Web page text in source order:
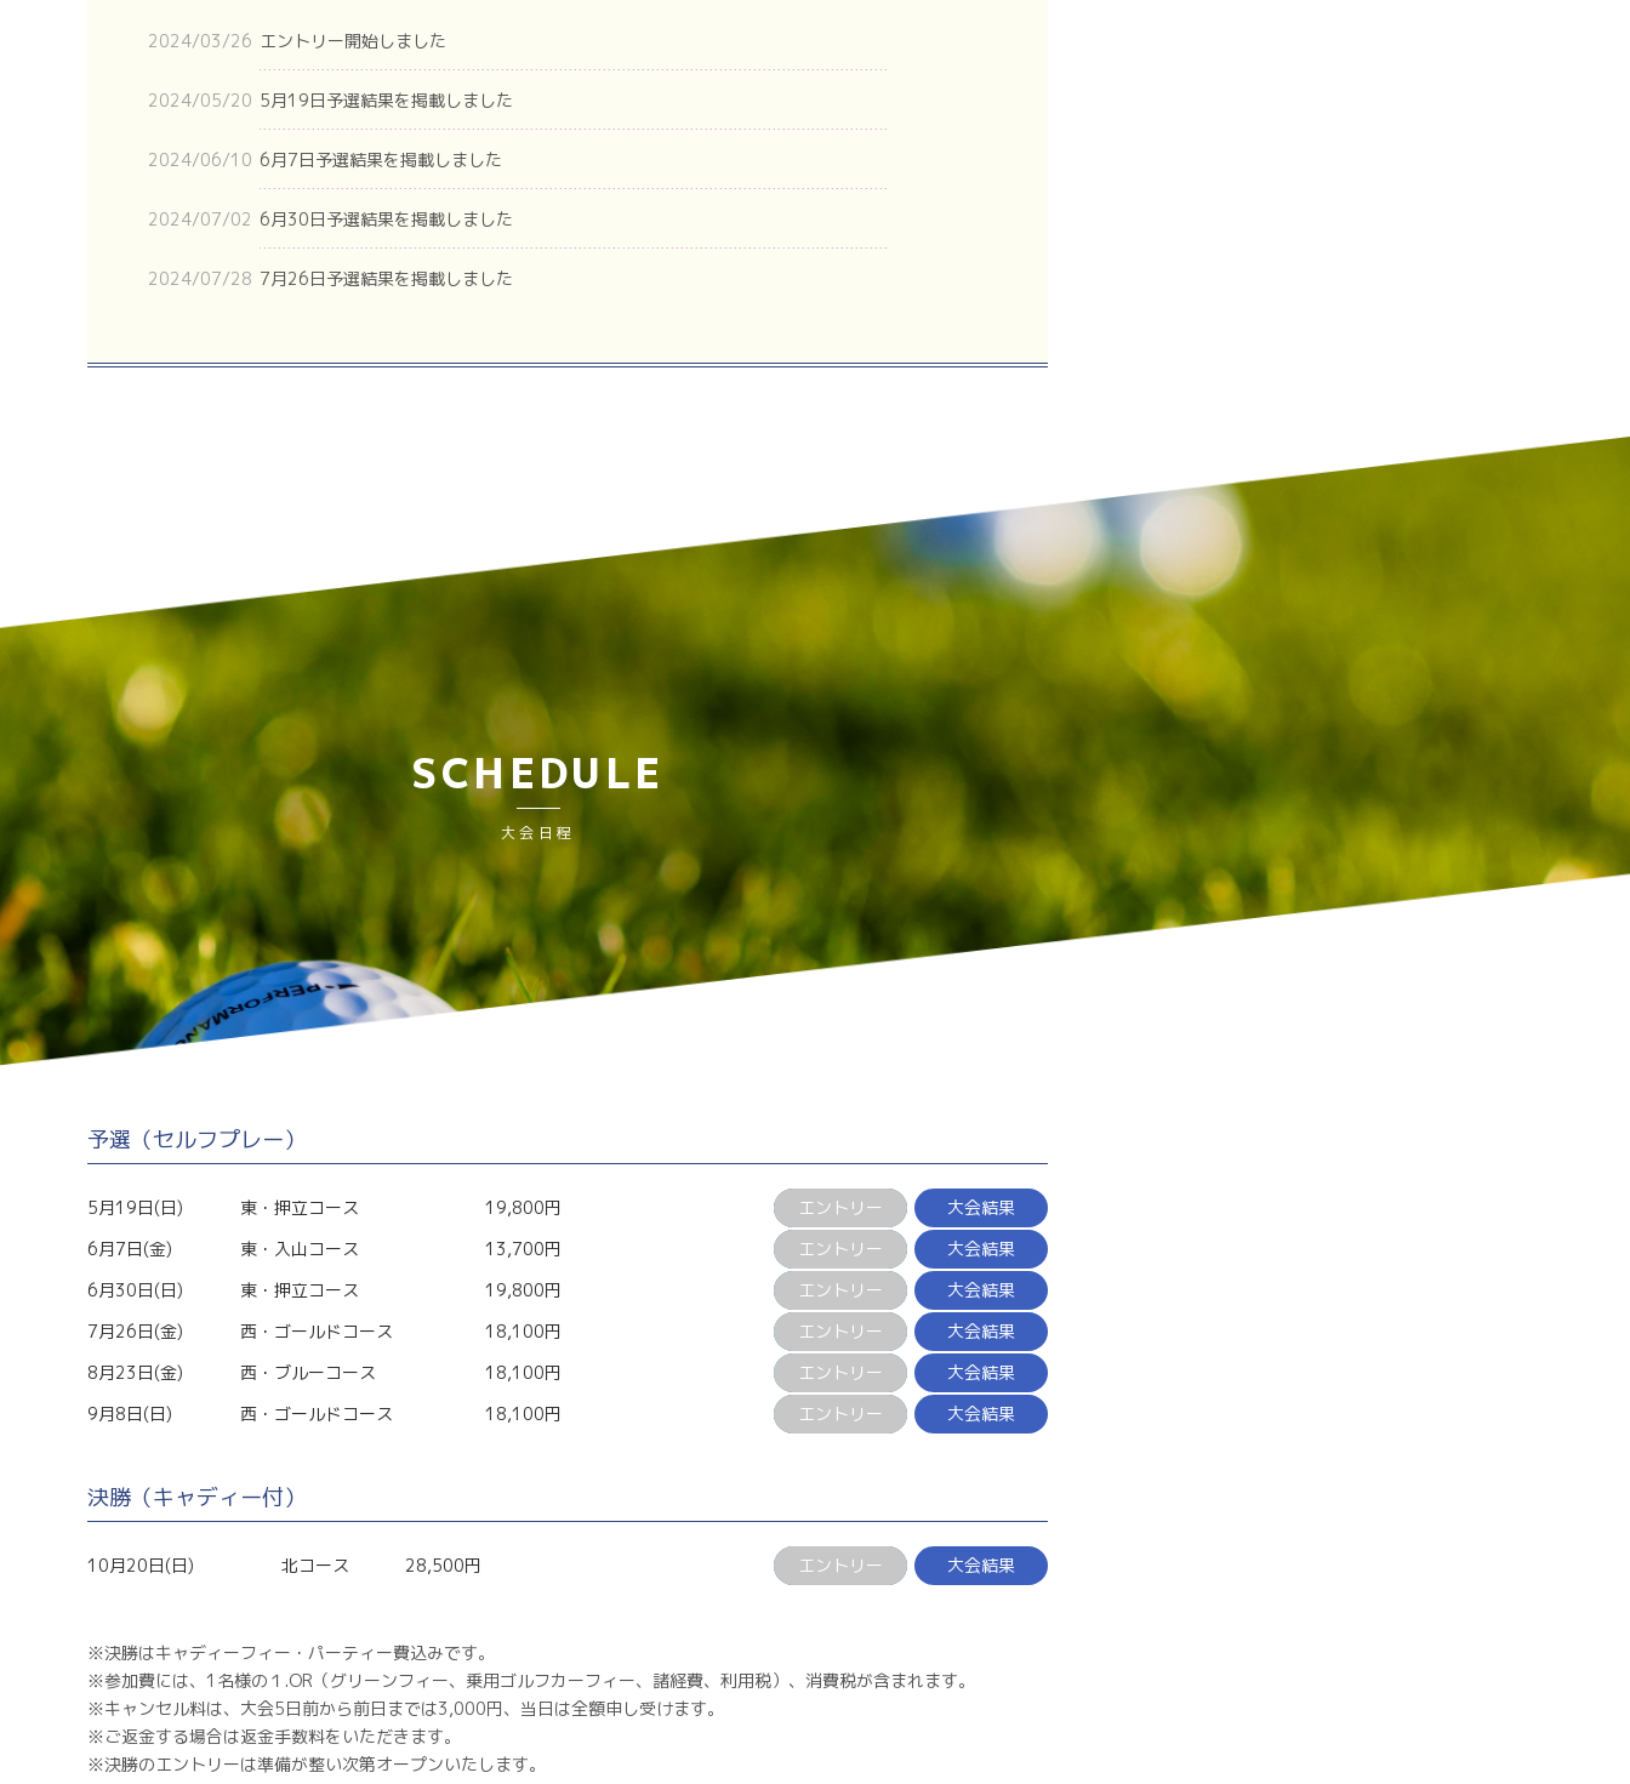
2024/03/26 エントリー開始しました
2024/05/20 5月19日予選結果を掲載しました
2024/06/10 6月7日予選結果を掲載しました
2024/07/02 6月30日予選結果を掲載しました
2024/07/28 7月26日予選結果を掲載しました
SCHEDULE
大会日程
予選（セルフプレー）
5月19日(日) 東・押立コース 19,800円 エントリー
大会結果
6月7日(金)
東・入山コース 13,700円 エントリー
大会結果
6月30日(日)
東・押立コース 19,800円 エントリー
大会結果
7月26日(金)
西・ゴールドコース 18,100円 エントリー
大会結果
8月23日(金)
西・ブルーコース 18,100円 エントリー
大会結果
9月8日(日)
西・ゴールドコース 18,100円 エントリー 大会結果
決勝（キャディー付）
10月20日(日) 北コース 28,500円 エントリー 大会結果
※決勝はキャディーフィー・パーティー費込みです。
※参加費には、1名様の１.OR（グリーンフィー、乗用ゴルフカーフィー、諸経費、利用税）、消費税が含まれます。
※キャンセル料は、大会5日前から前日までは3,000円、当日は全額申し受けます。
※ご返金する場合は返金手数料をいただきます。
※決勝のエントリーは準備が整い次第オープンいたします。